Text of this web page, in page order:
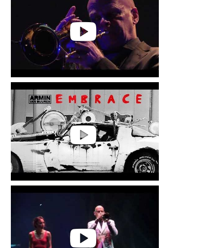
Cees Trappenburg | Jazz and
Wine
Cees Trappenburg | Armin van
Buuren